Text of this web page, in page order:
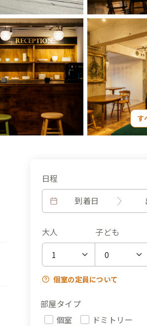
す
日程
到着日
大人 子ども
個室の定員について
部屋タイプ
個室
ドミトリー